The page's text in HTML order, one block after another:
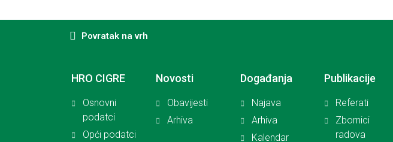
Povratak na vrh
HRO CIGRE
Osnovni
podatci
Opći podatci
Novosti
Obavijesti
Arhiva
Događanja
Najava
Arhiva
Kalendar
Publikacije
Referati
Zbornici
radova